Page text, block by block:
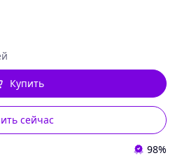
сейчас
Купить
98%